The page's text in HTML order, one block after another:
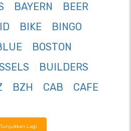
BAYERN
BEER
BIKE
BINGO
BOSTON
BUILDERS
BZH CAB
CAFE
Tunjukkan Lagi